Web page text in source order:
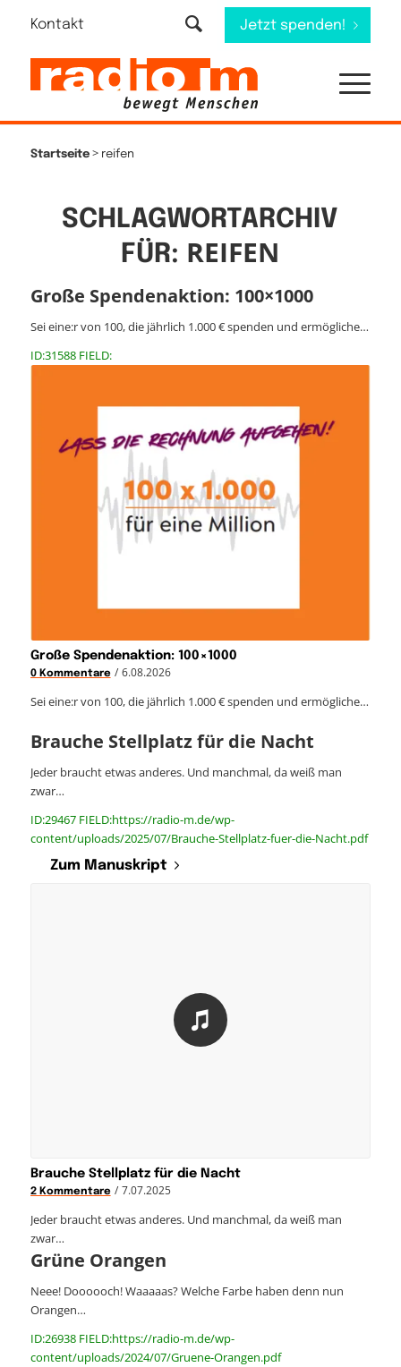
Kontakt Jetzt spenden!
Startseite> reifen
SCHLAGWORTARCHIV
FÜR: REIFEN
Große Spendenaktion: 100×1000
Sei eine:r von 100, die jährlich 1.000 € spenden und ermögliche…
ID:31588 FIELD:
Große Spendenaktion: 100×1000
0 Kommentare / 6.08.2026
Sei eine:r von 100, die jährlich 1.000 € spenden und ermögliche…
Brauche Stellplatz für die Nacht
Jeder braucht etwas anderes. Und manchmal, da weiß man
zwar…
ID:29467 FIELD:https://radio-m.de/wp-
content/uploads/2025/07/Brauche-Stellplatz-fuer-die-Nacht.pdf
Zum Manuskript
Brauche Stellplatz für die Nacht
2 Kommentare / 7.07.2025
Jeder braucht etwas anderes. Und manchmal, da weiß man
zwar…
Grüne Orangen
Neee! Doooooch! Waaaaas? Welche Farbe haben denn nun
Orangen…
ID:26938 FIELD:https://radio-m.de/wp-
content/uploads/2024/07/Gruene-Orangen.pdf